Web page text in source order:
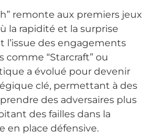
remonte aux premiers jeux
la rapidité et la surprise
des engagements
comme “Starcraft” ou
a évolué pour devenir
clé, permettant à des
des adversaires plus
des failles dans la
en place défensive.